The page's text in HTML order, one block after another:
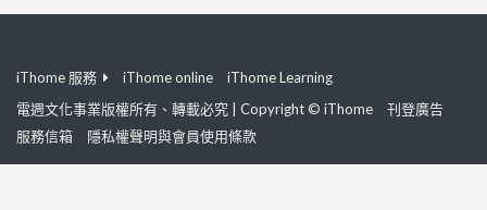
iThome 服務 iThome online
iThome Learning
電週文化事業版權所有、轉載必究 | Copyright © iThome
刊登廣告
服務信箱
隱私權聲明與會員使用條款